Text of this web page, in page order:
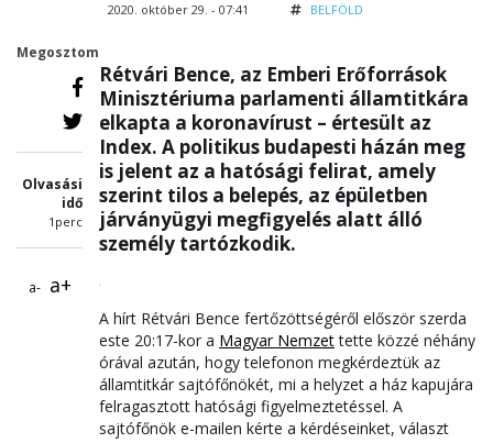
Megosztom
Olvasási
idő
1perc
a- a+
2020. október 29. - 07:41 BELFÖLD
Rétvári Bence, az Emberi Erőforrások
Minisztériuma parlamenti államtitkára
elkapta a koronavírust – értesült az
Index. A politikus budapesti házán meg
is jelent az a hatósági felirat, amely
szerint tilos a belepés, az épületben
járványügyi megfigyelés alatt álló
személy tartózkodik.
A hírt Rétvári Bence fertőzöttségéről először szerda
este 20:17-kor a Magyar Nemzettette közzé néhány
órával azután, hogy telefonon megkérdeztük az
államtitkár sajtófőnökét, mi a helyzet a ház kapujára
felragasztott hatósági figyelmeztetéssel. A
sajtófőnök e-mailen kérte a kérdéseinket, választ